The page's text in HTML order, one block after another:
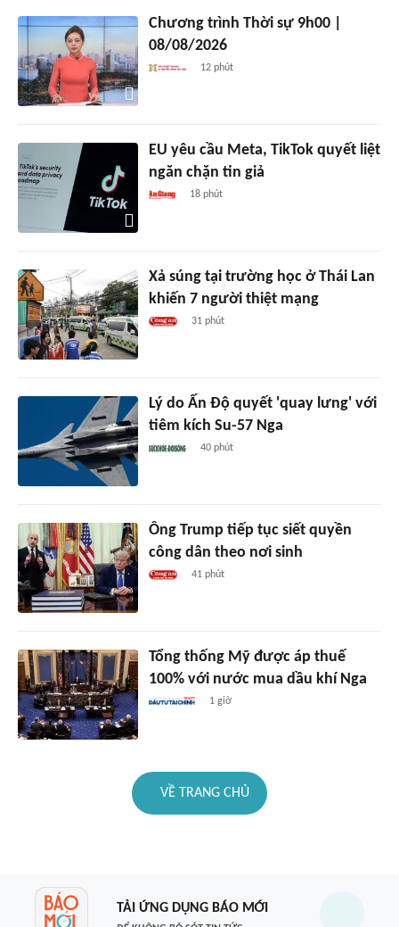
Chương trình Thời sự 9h00 |
08/08/2026
12 phút
EU yêu cầu Meta, TikTok quyết liệt
ngăn chặn tin giả
18 phút
Xả súng tại trường học ở Thái Lan
khiến 7 người thiệt mạng
31 phút
Lý do Ấn Độ quyết 'quay lưng' với
tiêm kích Su-57 Nga
40 phút
Ông Trump tiếp tục siết quyền
công dân theo nơi sinh
41 phút
Tổng thống Mỹ được áp thuế
100% với nước mua dầu khí Nga
1 giờ
VỀ TRANG CHỦ
TẢI ỨNG DỤNG BÁO MỚI